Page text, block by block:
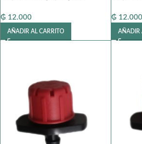
₲12.000
AÑADIR AL CARRITO
₲12.000
AÑADIR